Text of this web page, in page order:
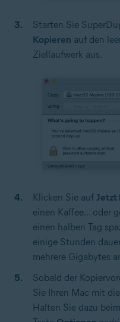
Starten Sie
Kopieren auf den
Ziellaufwerk aus.
Klicken Sie auf Jetzt
einen Kaffee… oder
einen halben Tag
einige Stunden
mehrere Gigabytes
Sobald der
Sie Ihren Mac mit
Halten Sie dazu